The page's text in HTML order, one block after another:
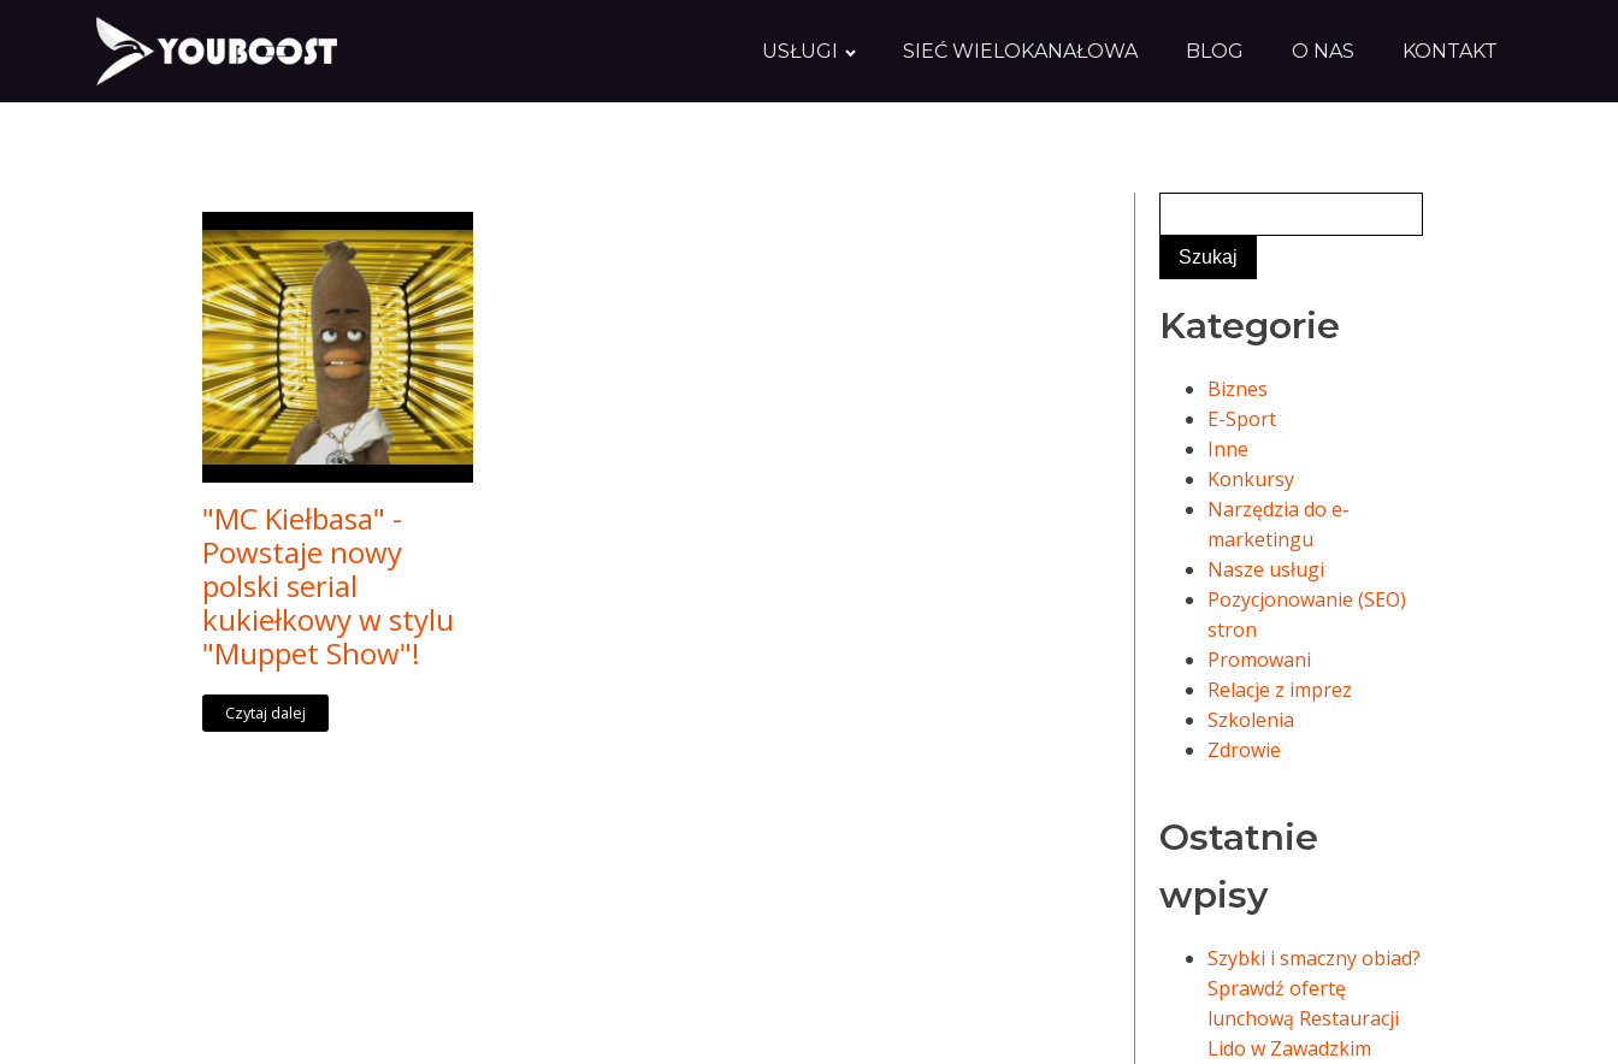
USŁUGI SIEĆ WIELOKANAŁOWA BLOG O NAS KONTAKT
"MC Kiełbasa" -
Powstaje nowy
polski serial
kukiełkowy w stylu
"Muppet Show"!
Czytaj dalej
Kategorie
Biznes
E-Sport
Inne
Konkursy
Narzędzia do e-
marketingu
Nasze usługi
Pozycjonowanie (SEO)
stron
Promowani
Relacje z imprez
Szkolenia
Zdrowie
Ostatnie
wpisy
Szybki i smaczny obiad?
Sprawdź ofertę
lunchową Restauracji
Lido w Zawadzkim